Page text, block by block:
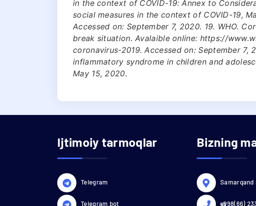
in the context of COVID-19: Annex to
social measures in the context of COVID-19,
Accessed on: September 7, 2020. 19. WHO.
break situation. Avalaible online: https://
coronavirus-2019. Accessed on: September 7,
inflammatory syndrome in children and
May 15, 2020.
Ijtimoiy tarmoqlar
Telegram
Telegram bot
Bizning
Samarqand
uy
+998(66)